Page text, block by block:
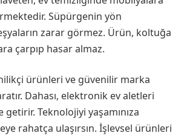
Süpürgenin yön
zarar görmez. Ürün, koltuğa
çarpıp hasar almaz.
ürünleri ve güvenilir marka
Dahası, elektronik ev aletleri
Teknolojiyi yaşamınıza
rahatça ulaşırsın. İşlevsel ürünleri